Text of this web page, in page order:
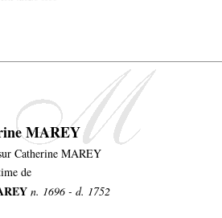
MAREY
de
n. 1696 - d. 1752